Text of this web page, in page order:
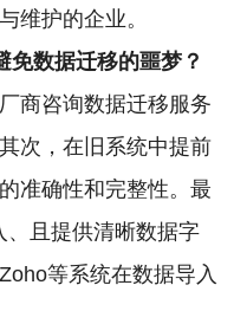
维护的企业。
免数据迁移的噩梦？
商咨询数据迁移服务
次，在旧系统中提前
准确性和完整性。最
、且提供清晰数据字
等系统在数据导入